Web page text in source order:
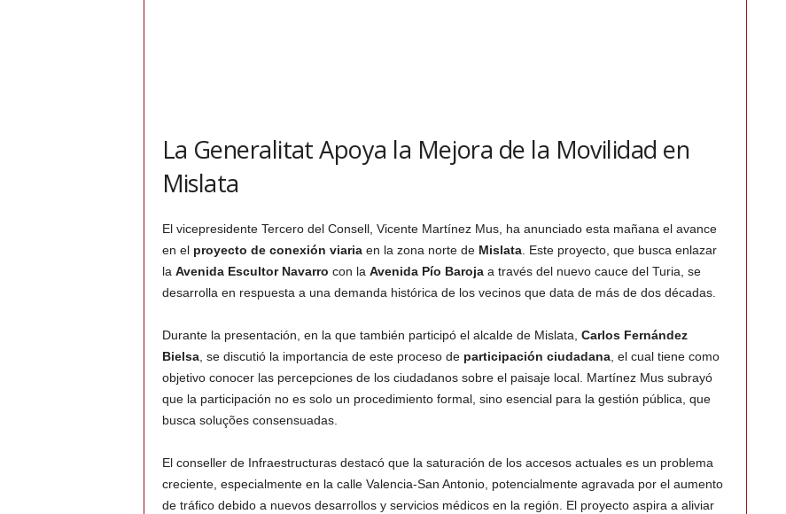
La Generalitat Apoya la Mejora de la Movilidad en
Mislata
El vicepresidente Tercero del Consell, Vicente Martínez Mus, ha anunciado esta mañana el avance
en el proyecto de conexión viariaen la zona norte de Mislata. Este proyecto, que busca enlazar
la Avenida Escultor Navarro con la Avenida Pío Barojaa través del nuevo cauce del Turia, se
desarrolla en respuesta a una demanda histórica de los vecinos que data de más de dos décadas.
Durante la presentación, en la que también participó el alcalde de Mislata, Carlos Fernández
Bielsa, se discutió la importancia de este proceso de participación ciudadana, el cual tiene como
objetivo conocer las percepciones de los ciudadanos sobre el paisaje local. Martínez Mus subrayó
que la participación no es solo un procedimiento formal, sino esencial para la gestión pública, que
busca soluções consensuadas.
El conseller de Infraestructuras destacó que la saturación de los accesos actuales es un problema
creciente, especialmente en la calle Valencia-San Antonio, potencialmente agravada por el aumento
de tráfico debido a nuevos desarrollos y servicios médicos en la región. El proyecto aspira a aliviar